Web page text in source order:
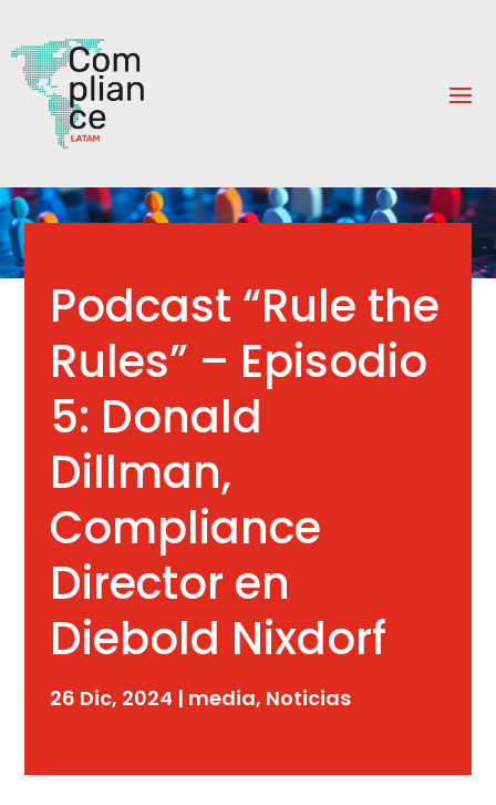
Podcast “Rule the
Rules” – Episodio
5: Donald
Dillman,
Compliance
Director en
Diebold Nixdorf
26 Dic, 2024 | media, Noticias